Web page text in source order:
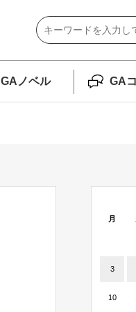
GAノベル GA
月
3
10